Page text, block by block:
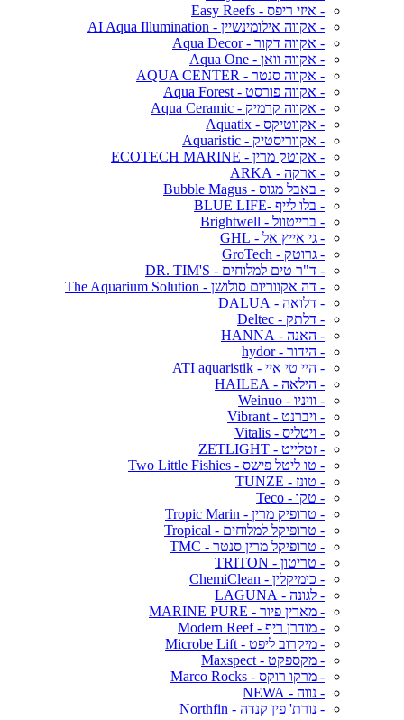
- איזי ריפס - Easy Reefs
- אקווה אילומינשיין - AI Aqua Illumination
- אקווה דקור - Aqua Decor
- אקווה וואן - Aqua One
- אקווה סנטר - AQUA CENTER
- אקווה פורסט - Aqua Forest
- אקווה קרמיק - Aqua Ceramic
- אקווטיקס - Aquatix
- אקווריסטיק - Aquaristic
- אקוטק מרין - ECOTECH MARINE
- ארקה - ARKA
- באבל מגוס - Bubble Magus
- בלו לייף -BLUE LIFE
- ברייטוול - Brightwell
- גי אייץ אל - GHL
- גרוטק - GroTech
- ד"ר טים למלוחים - DR. TIM'S
- דה אקווריום סולושן - The Aquarium Solution
- דלואה - DALUA
- דלתק - Deltec
- האנה - HANNA
- הידור - hydor
- היי טי איי - ATI aquaristik
- הילאה - HAILEA
- וויניו - Weinuo
- ויברנט - Vibrant
- ויטליס - Vitalis
- זטלייט - ZETLIGHT
- טו ליטל פישס - Two Little Fishies
- טונז - TUNZE
- טקו - Teco
- טרופיק מרין - Tropic Marin
- טרופיקל למלוחים - Tropical
- טרופיקל מרין סנטר - TMC
- טריטון - TRITON
- כימיקלין - ChemiClean
- לגונה - LAGUNA
- מארין פיור - MARINE PURE
- מודרן ריף - Modern Reef
- מיקרוב ליפט - Microbe Lift
- מקספקט - Maxspect
- מרקו רוקס - Marco Rocks
- נווה - NEWA
- נורת' פין קנדה - Northfin